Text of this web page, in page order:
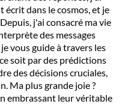
dans le cosmos, et je
j'ai consacré ma vie
des messages
vous guide à travers les
soit par des prédictions
des décisions cruciales,
Ma plus grande joie ?
embrassant leur véritable